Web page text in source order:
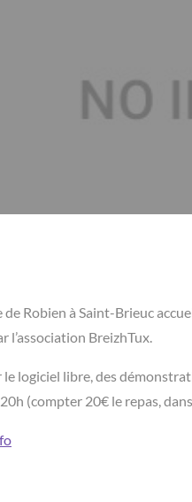
Robien à Saint-Brieuc
l’association BreizhTux.
logiciel libre, des
(compter 20€ le repas,